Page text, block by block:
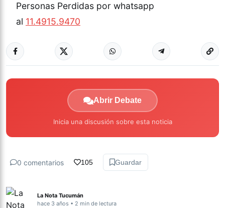
Personas Perdidas por whatsapp
al 11.4915.9470
Abrir Debate
Inicia una discusión sobre esta noticia
0 comentarios 105 Guardar
La Nota Tucumán
hace 3 años • 2 min de lectura